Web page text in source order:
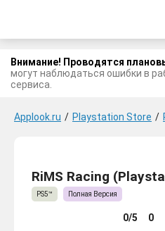
Внимание! Проводятся
могут наблюдаться ошибки в
сервиса.
Applook.ru / Playstation Store /
RiMS Racing
PS5™ Полная Версия
0/5 0